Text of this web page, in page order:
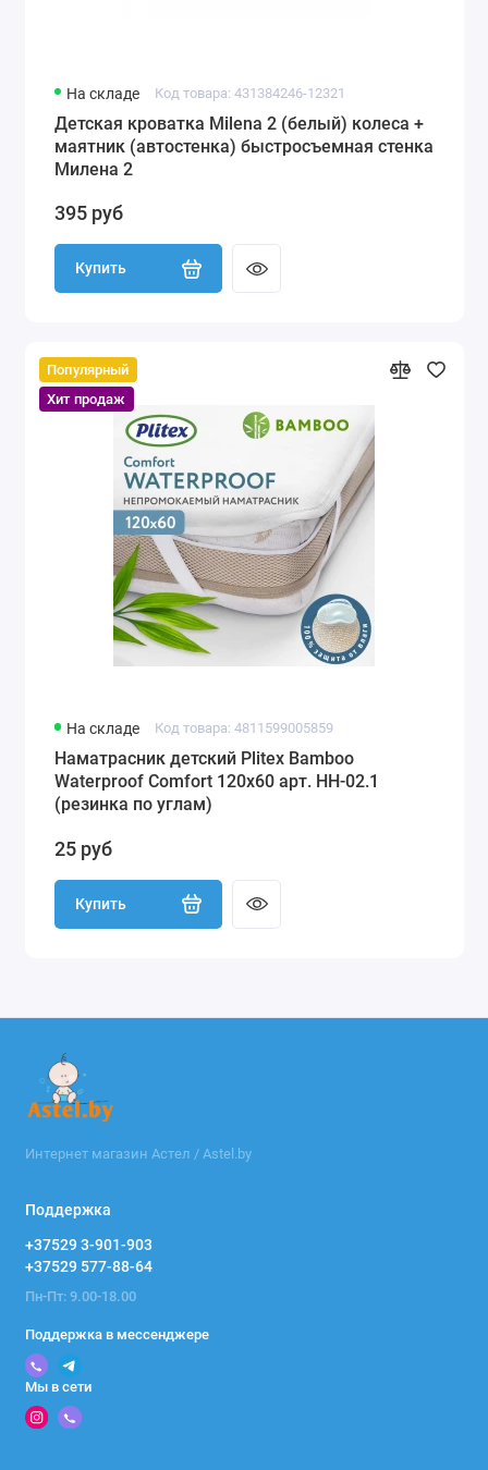
На складе Код товара: 431384246-12321
Детская кроватка Milena 2 (белый) колеса +
маятник (автостенка) быстросъемная стенка
Милена 2
395 руб
Купить
Популярный
Хит продаж
На складе Код товара: 4811599005859
Наматрасник детский Plitex Bamboo
Waterproof Comfort 120х60 арт. НН-02.1
(резинка по углам)
25 руб
Купить
Интернет магазин Астел / Astel.by
Поддержка
+37529 3-901-903
+37529 577-88-64
Пн-Пт: 9.00-18.00
Поддержка в мессенджере
Мы в сети